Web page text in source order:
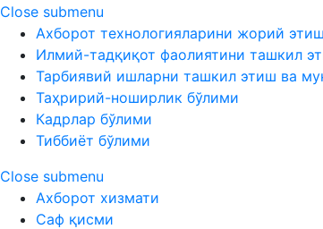
Close submenu
Ахборот технологияларини жорий
Илмий-тадқиқот фаолиятини ташкил
Тарбиявий ишларни ташкил этиш ва
Таҳририй-ноширлик бўлими
Кадрлар бўлими
Тиббиёт бўлими
Close submenu
Ахборот хизмати
Саф қисми